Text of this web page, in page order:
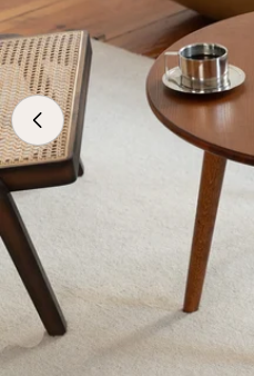
supporto 0 in modalità modale